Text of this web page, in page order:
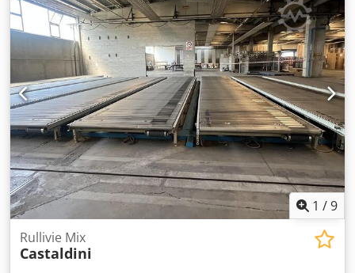
1 /9
Rullivie Mix
Castaldini